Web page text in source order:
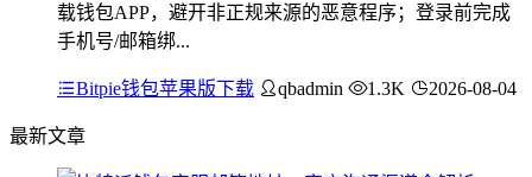
载钱包APP，避开非正规来源的恶意程序；登录前完成
手机号/邮箱绑...
Bitpie钱包苹果版下载 qbadmin 1.3K 2026-08-04
最新文章